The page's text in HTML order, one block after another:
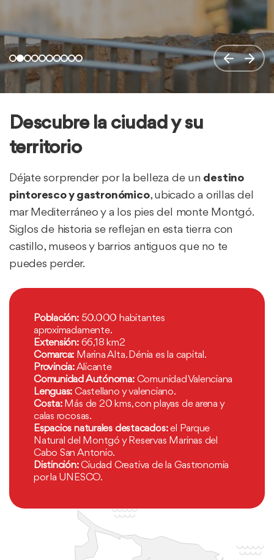
Descubre la ciudad y su
territorio
Déjate sorprender por la belleza de un destino
pintoresco y gastronómico, ubicado a orillas del
mar Mediterráneo y a los pies del monte Montgó.
Siglos de historia se reflejan en esta tierra con
castillo, museos y barrios antiguos que no te
puedes perder.
Población:50.000 habitantes
aproximadamente.
Extensión:66,18 km2
Comarca: Marina Alta. Dénia es la capital.
Provincia:Alicante
Comunidad Autónoma:Comunidad Valenciana
Lenguas: Castellano y valenciano.
Costa:Más de 20 kms, con playas de arena y
calas rocosas.
Espacios naturales destacados:el Parque
Natural del Montgó y Reservas Marinas del
Cabo San Antonio.
Distinción:Ciudad Creativa de la Gastronomia
por la UNESCO.